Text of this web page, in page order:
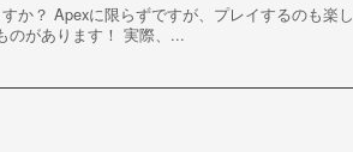
か？ Apexに限らずですが、プレイするのも楽し
のがあります！ 実際、...